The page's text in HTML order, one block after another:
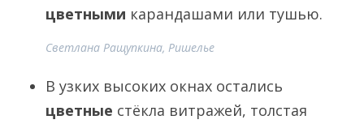
цветными карандашами или тушью.
Светлана Ращупкина, Ришелье
В узких высоких окнах остались
цветные стёкла витражей, толстая